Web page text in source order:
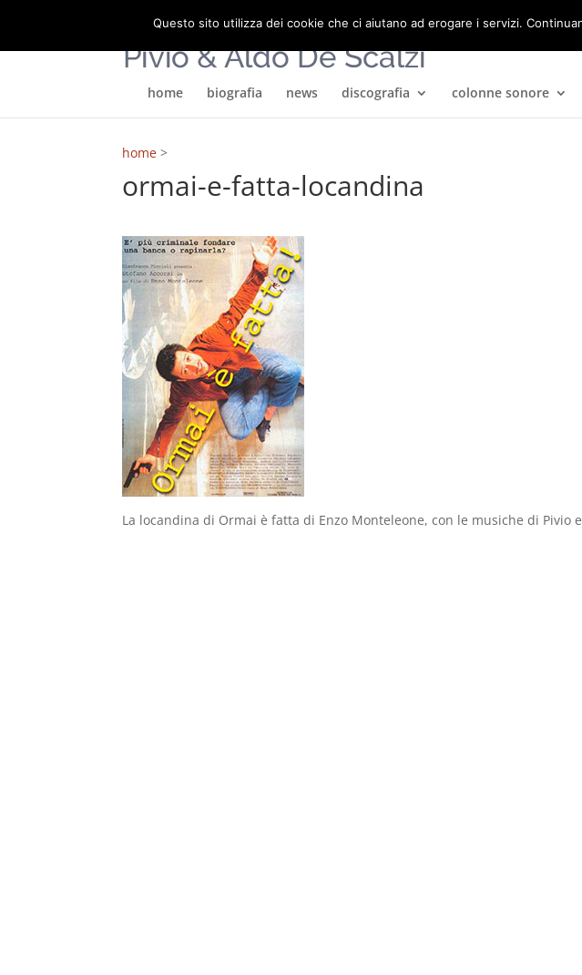
home biografia news discografia colonne sonore
home >
ormai-e-fatta-locandina
La locandina di Ormai è fatta di Enzo Monteleone, con le musiche di Pivio
Questo sito utilizza dei cookie che ci aiutano ad erogare i servizi.